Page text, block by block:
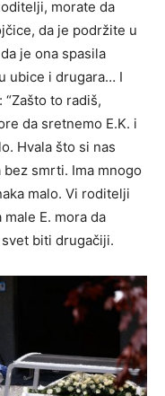
morate da
da je podržite u
je ona spasila
ubice i drugara… I
to radiš,
da sretnemo E.K. i
Hvala što si nas
bez smrti. Ima mnogo
malo. Vi roditelji
E. mora da
biti drugačiji.